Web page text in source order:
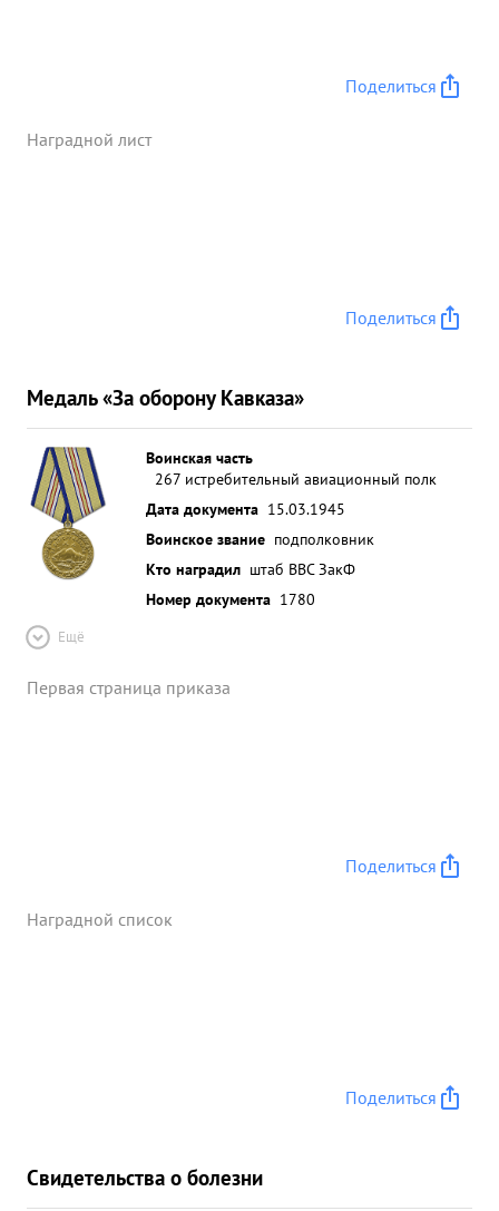
Поделиться
Наградной лист
Поделиться
Медаль «За оборону Кавказа»
Воинская часть
267 истребительный авиационный полк
Дата документа 15.03.1945
Воинское звание подполковник
Кто наградил штаб ВВС ЗакФ
Номер документа 1780
Ещё
Первая страница приказа
Поделиться
Наградной список
Поделиться
Свидетельства о болезни